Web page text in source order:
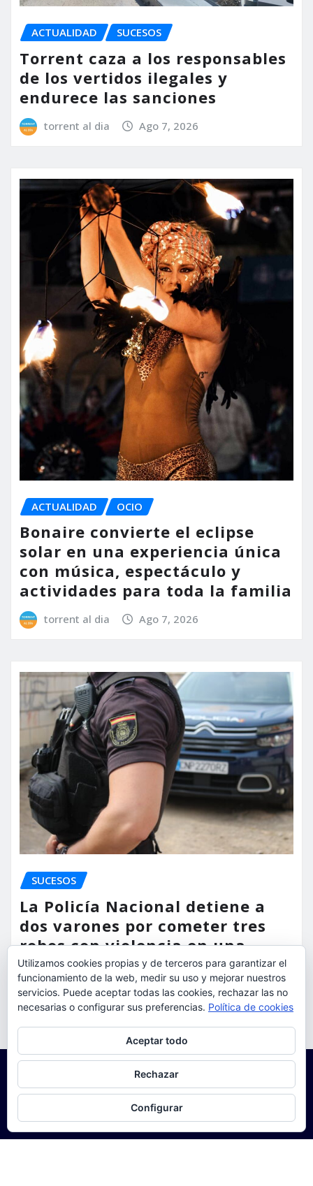
ACTUALIDAD SUCESOS
Torrent caza a los responsables
de los vertidos ilegales y
endurece las sanciones
torrent al dia Ago 7, 2026
ACTUALIDAD OCIO
Bonaire convierte el eclipse
solar en una experiencia única
con música, espectáculo y
actividades para toda la familia
torrent al dia Ago 7, 2026
SUCESOS
La Policía Nacional detiene a
dos varones por cometer tres
robos con violencia en una
misma mañana
torrent al dia Ago 7, 2026
Utilizamos cookies propias y de terceros para garantizar el
funcionamiento de la web, medir su uso y mejorar nuestros
servicios. Puede aceptar todas las cookies, rechazar las no
necesarias o configurar sus preferencias. Política de cookies
Aceptar todo
Rechazar
Configurar
Para obtener más información, incluido cómo gestionar las cookies,